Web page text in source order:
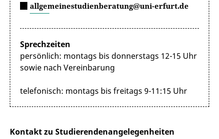
allgemeinestudienberatung@uni-erfurt.de
Sprechzeiten
persönlich: montags bis donnerstags 12-15 Uhr
sowie nach Vereinbarung
telefonisch: montags bis freitags 9-11:15 Uhr
Kontakt zu Studierendenangelegenheiten